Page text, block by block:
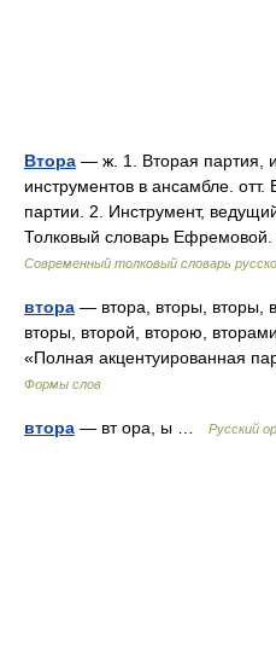
Втора — ж. 1. Вторая партия,
инструментов в ансамбле. отт.
партии. 2. Инструмент,
Толковый словарь
Современный толковый словарь
втора — втора, вторы, вторы,
вторы, второй, второю,
«Полная акцентуированная
Формы слов
втора — вт ора, ы … Русский